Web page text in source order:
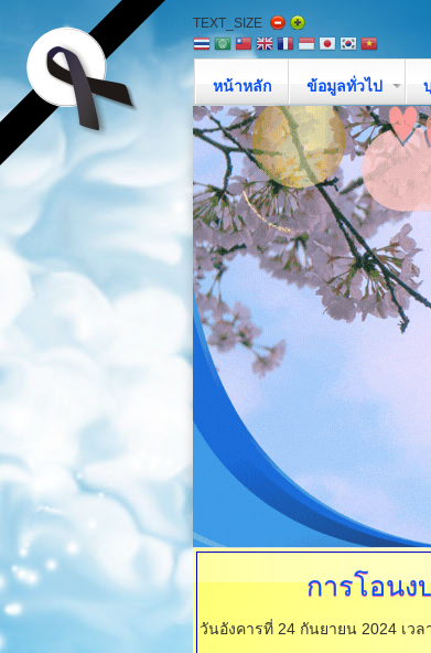
TEXT_SIZE
หน้าหลัก ข้อมูลทั่วไป
การโอนง
วันอังคารที่ 24 กันยายน 2024 เวล